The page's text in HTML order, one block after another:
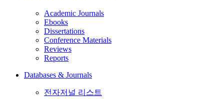
Academic Journals
Ebooks
Dissertations
Conference Materials
Reviews
Reports
Databases & Journals
전자저널 리스트